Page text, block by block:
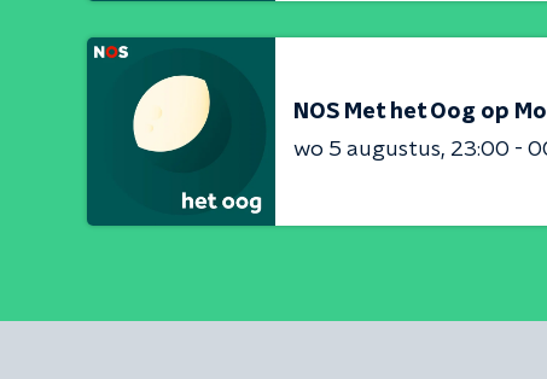
NOS Met het Oog op
wo 5 augustus 23:00 -